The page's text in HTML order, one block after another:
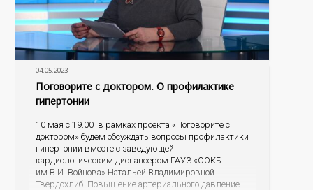
04.05.2023
Поговорите с доктором. О профилактике
гипертонии
10 мая с 19.00 в рамках проекта «Поговорите с
доктором» будем обсуждать вопросы профилактики
гипертонии вместе с заведующей
кардиологическим диспансером ГАУЗ «ООКБ
им.В.И. Войнова» Натальей Владимировной
Твердохлиб. Повышение артериального давление